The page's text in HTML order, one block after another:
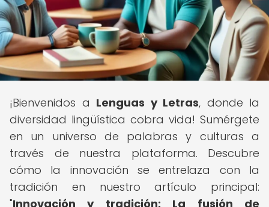
¡Bienvenidos a Lenguas y Letras, donde la
diversidad lingüística cobra vida! Sumérgete
en un universo de palabras y culturas a
través de nuestra plataforma. Descubre
cómo la innovación se entrelaza con la
tradición en nuestro artículo principal:
"Innovación y tradición: La fusión de